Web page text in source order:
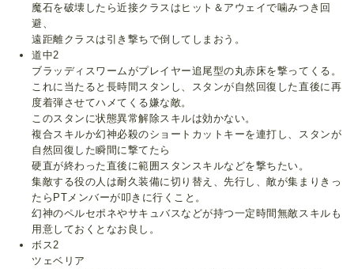
魔石を破壊したら近接クラスはヒット＆アウェイで噛みつき回
避、
遠距離クラスは引き撃ちで倒してしまおう。
道中2
ブラッディスワームがプレイヤー追尾型の丸赤床を撃ってくる。
これに当たると長時間スタンし、スタンが自然回復した直後に再
度着弾させてハメてくる嫌な敵。
このスタンに状態異常解除スキルは効かない。
複合スキルか幻神必殺のショートカットキーを連打し、スタンが
自然回復した瞬間に撃てたら
硬直が終わった直後に範囲スタンスキルなどを撃ちたい。
集敵する役の人は耐久装備に切り替え、先行し、敵が集まりきっ
たらPTメンバーが叩きに行くこと。
幻神のペルセポネやサキュバスなどが持つ一定時間無敵スキルも
用意しておくとなお良し。
ボス2
ツェベリア